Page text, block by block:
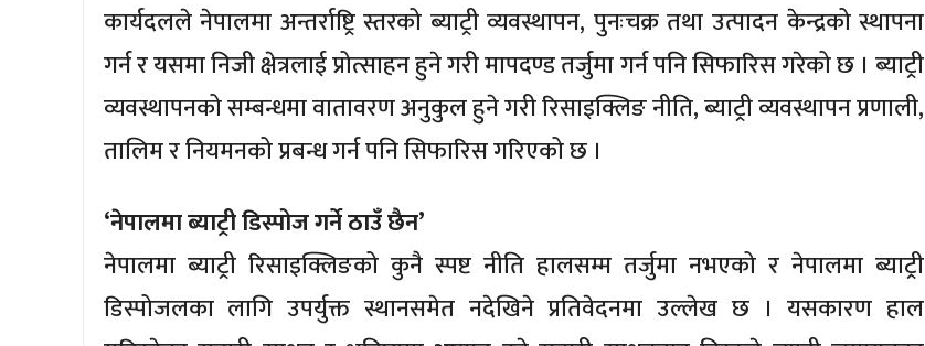
कार्यदलले नेपालमा अन्तर्राष्ट्रि स्तरको ब्याट्री व्यवस्थापन, पुनःचक्र तथा उत्पादन केन्द्रको स्थापना
गर्न र यसमा निजी क्षेत्रलाई प्रोत्साहन हुने गरी मापदण्ड तर्जुमा गर्न पनि सिफारिस गरेको छ । ब्याट्री
व्यवस्थापनको सम्बन्धमा वातावरण अनुकुल हुने गरी रिसाइक्लिङ नीति, ब्याट्री व्यवस्थापन प्रणाली,
तालिम र नियमनको प्रबन्ध गर्न पनि सिफारिस गरिएको छ ।
‘नेपालमा ब्याट्री डिस्पोज गर्ने ठाउँ छैन’
नेपालमा ब्याट्री रिसाइक्लिङको कुनै स्पष्ट नीति हालसम्म तर्जुमा नभएको र नेपालमा ब्याट्री
डिस्पोजलका लागि उपर्युक्त स्थानसमेत नदेखिने प्रतिवेदनमा उल्लेख छ । यसकारण हाल